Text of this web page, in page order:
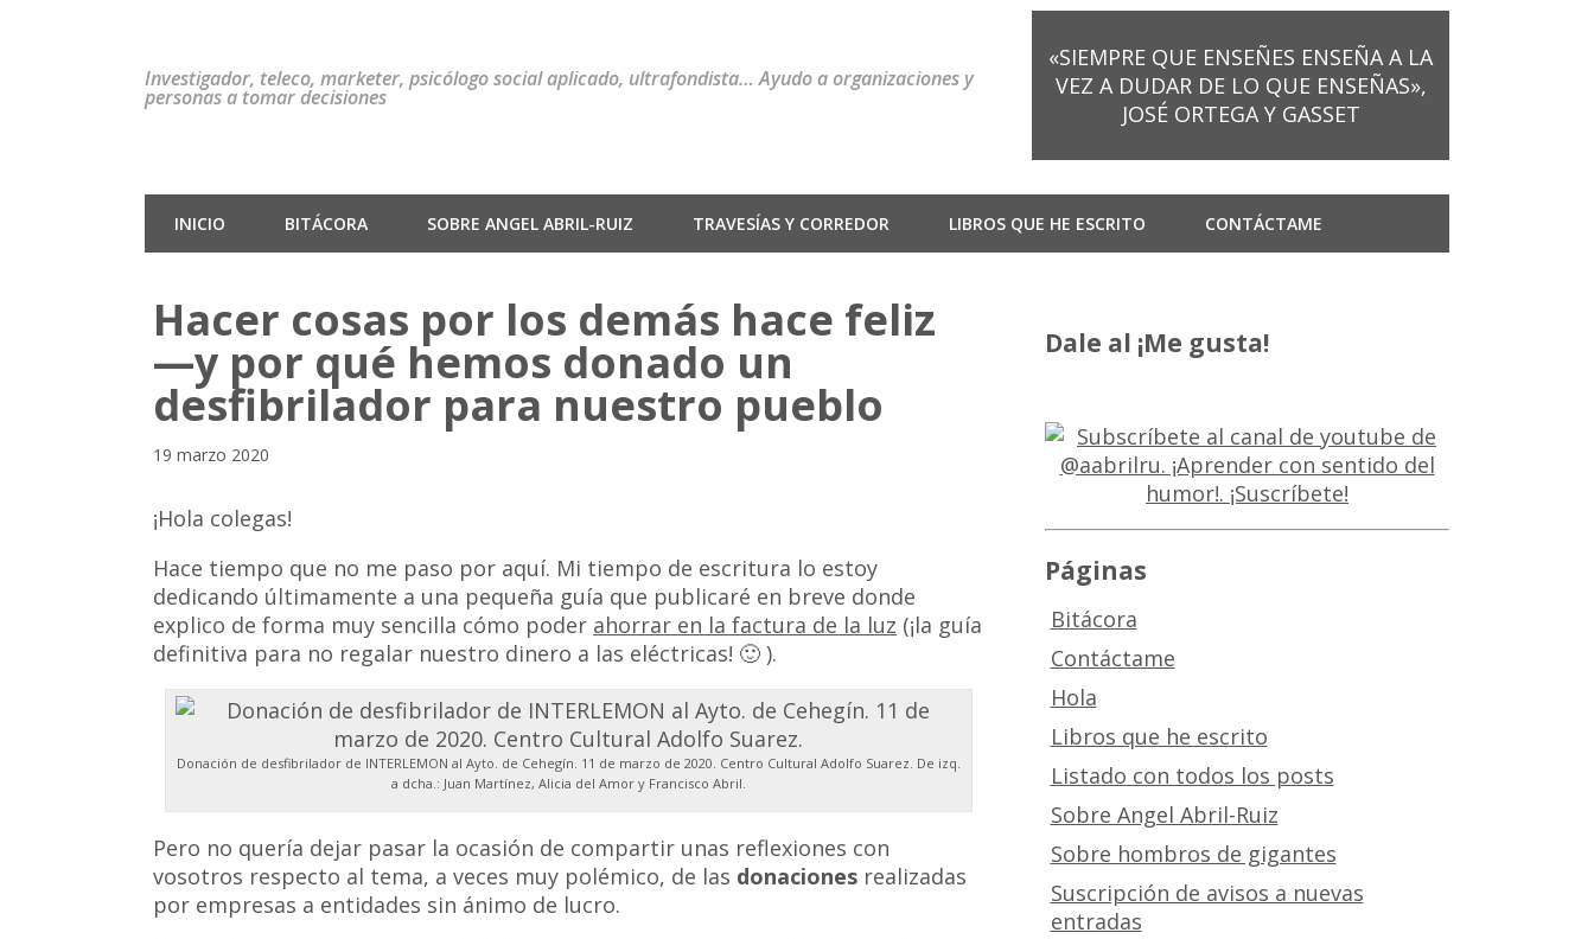
Investigador, teleco, marketer, psicólogo social aplicado, ultrafondista… Ayudo a organizaciones y
personas a tomar decisiones
«SIEMPRE QUE ENSEÑES ENSEÑA A LA
VEZ A DUDAR DE LO QUE ENSEÑAS»,
JOSÉ ORTEGA Y GASSET
INICIO BITÁCORA SOBRE ANGEL ABRIL-RUIZ TRAVESÍAS Y CORREDOR LIBROS QUE HE ESCRITO CONTÁCTAME
Hacer cosas por los demás hace feliz
—y por qué hemos donado un
desfibrilador para nuestro pueblo
19 marzo 2020
¡Hola colegas!
Hace tiempo que no me paso por aquí. Mi tiempo de escritura lo estoy
dedicando últimamente a una pequeña guía que publicaré en breve donde
explico de forma muy sencilla cómo poder ahorrar en la factura de la luz (¡la guía
definitiva para no regalar nuestro dinero a las eléctricas! 🙂 ).
Donación de desfibrilador de INTERLEMON al Ayto. de Cehegín. 11 de marzo de 2020. Centro Cultural Adolfo Suarez. De izq.
a dcha.: Juan Martínez, Alicia del Amor y Francisco Abril.
Pero no quería dejar pasar la ocasión de compartir unas reflexiones con
vosotros respecto al tema, a veces muy polémico, de las donaciones realizadas
por empresas a entidades sin ánimo de lucro.
Dale al ¡Me gusta!
Páginas
Bitácora
Contáctame
Hola
Libros que he escrito
Listado con todos los posts
Sobre Angel Abril-Ruiz
Sobre hombros de gigantes
Suscripción de avisos a nuevas
entradas